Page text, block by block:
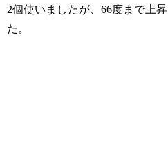
2個使いましたが、66度まで上
た。